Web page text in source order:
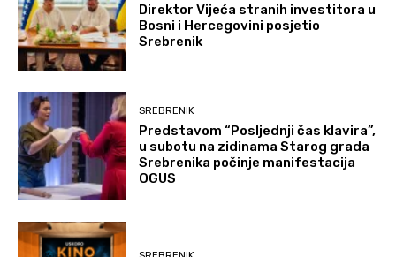
Direktor Vijeća stranih investitora u
Bosni i Hercegovini posjetio
Srebrenik
SREBRENIK
Predstavom “Posljednji čas klavira”,
u subotu na zidinama Starog grada
Srebrenika počinje manifestacija
OGUS